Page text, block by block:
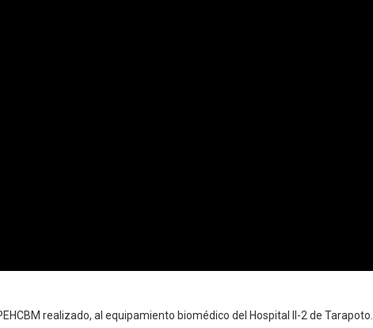
realizado, al equipamiento biomédico del Hospital II-2 de Tarapoto.